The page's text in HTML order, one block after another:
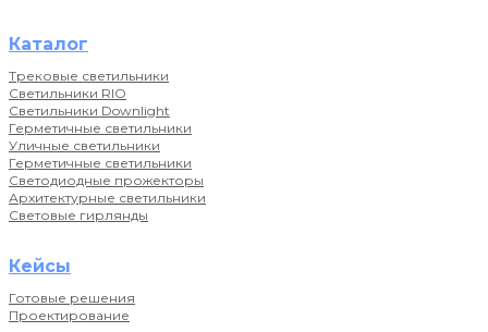
Каталог
Трековые светильники
Светильники RIO
Светильники Downlight
Герметичные светильники
Уличные светильники
Герметичные светильники
Светодиодные прожекторы
Архитектурные светильники
Световые гирлянды
Кейсы
Готовые решения
Проектирование